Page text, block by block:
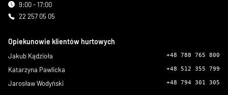
9:00 - 17:00
22 257 05 05
Opiekunowie klientów hurtowych
Jakub Kądzioła +48 788 765 800
Katarzyna Pawlicka +48 512 355 799
Jarosław Wodyński +48 794 301 305